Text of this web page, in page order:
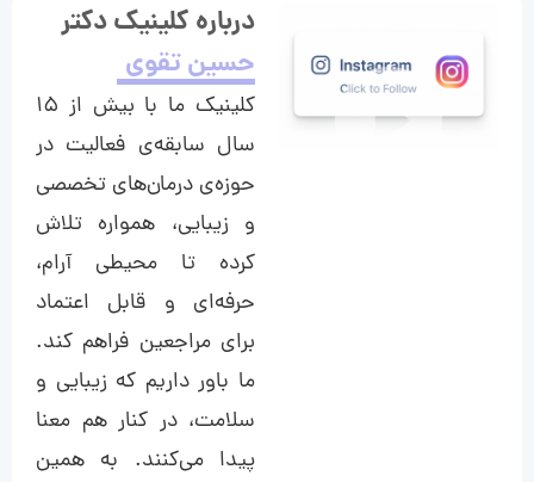
درباره کلینیک دکتر
حسین تقوی
کلینیک ما با بیش از ۱۵
سال سابقه‌ی فعالیت در
حوزه‌ی درمان‌های تخصصی
و زیبایی، همواره تلاش
کرده تا محیطی آرام،
حرفه‌ای و قابل اعتماد
برای مراجعین فراهم کند.
ما باور داریم که زیبایی و
سلامت، در کنار هم معنا
پیدا می‌کنند. به همین